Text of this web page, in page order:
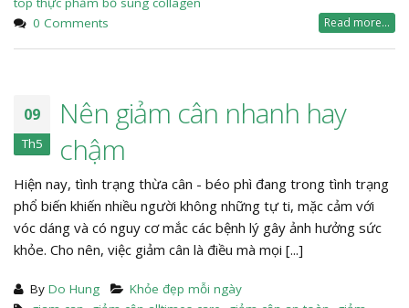
0 Comments
Read more...
09
Th5
Nên giảm cân nhanh hay
chậm
Hiện nay, tình trạng thừa cân - béo phì đang trong tình trạng
phổ biến khiến nhiều người không những tự ti, mặc cảm với
vóc dáng và có nguy cơ mắc các bệnh lý gây ảnh hưởng sức
khỏe. Cho nên, việc giảm cân là điều mà mọi [...]
By Do Hung
Khỏe đẹp mỗi ngày